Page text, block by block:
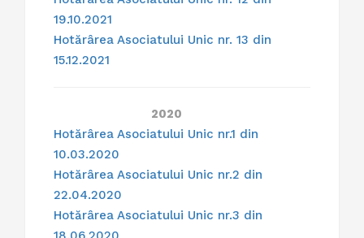
19.10.2021
Hotărârea Asociatului Unic nr. 13 din
15.12.2021
2020
Hotărârea Asociatului Unic nr.1 din
10.03.2020
Hotărârea Asociatului Unic nr.2 din
22.04.2020
Hotărârea Asociatului Unic nr.3 din